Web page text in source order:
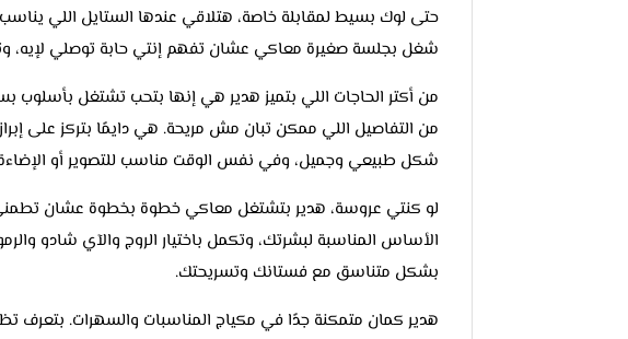
حتى لوك بسيط لمقابلة خاصة، هتلاقي عندها الستايل اللي
شغل بجلسة صغيرة معاكي عشان تفهم إنتي حابة توصلي
من أكتر الحاجات اللي بتميز هدير هي إنها بتحب تشتغل بأسلوب
من التفاصيل اللي ممكن تبان مش مريحة. هي دايمًا بتركز على إبراز
شكل طبيعي وجميل، وفي نفس الوقت مناسب للتصوير أو
لو كنتي عروسة، هدير بتشتغل معاكي خطوة بخطوة عشان
الأساس المناسبة لبشرتك، وتكمل باختيار الروج والآي شادو
بشكل متناسق مع فستانك وتسريحتك.
هدير كمان متمكنة جدًا في مكياج المناسبات والسهرات. بتعرف